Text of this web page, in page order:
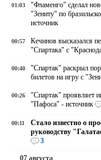
01:03
"Фламенго" сделал
"Зениту" по
источник
00:57
Кечинов высказался
"Спартака" с
00:40
"Спартак" раскрыл
билетов на игру с
00:26
"Спартак" проявляет
"Пафоса" - источник
00:11
Стало известно о
руководству
3
07 августа